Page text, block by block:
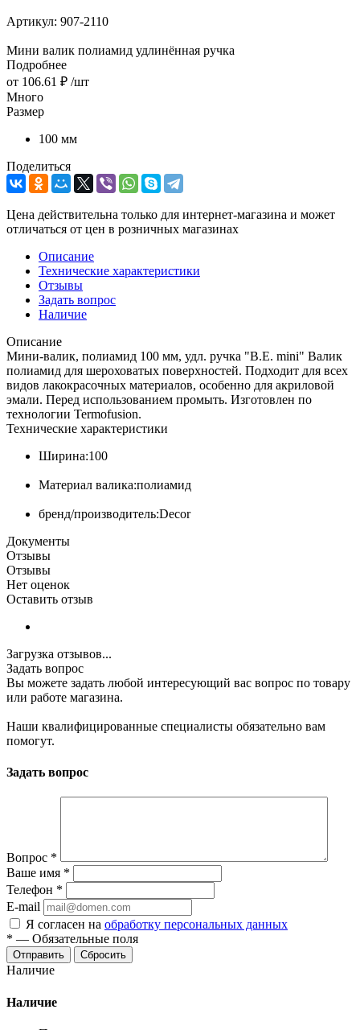
Артикул: 907-2110
Мини валик полиамид удлинённая ручка
Подробнее
от 106.61 ₽ /шт
Много
Размер
100 мм
Поделиться
Цена действительна только для интернет-магазина и может
отличаться от цен в розничных магазинах
Описание
Технические характеристики
Отзывы
Задать вопрос
Наличие
Описание
Мини-валик, полиамид 100 мм, удл. ручка "В.Е. mini" Валик
полиамид для шероховатых поверхностей. Подходит для всех
видов лакокрасочных материалов, особенно для акриловой
эмали. Перед использованием промыть. Изготовлен по
технологии Termofusion.
Технические характеристики
Ширина:100
Материал валика:полиамид
бренд/производитель:Decor
Документы
Отзывы
Отзывы
Нет оценок
Оставить отзыв
Загрузка отзывов...
Задать вопрос
Вы можете задать любой интересующий вас вопрос по товару
или работе магазина.
Наши квалифицированные специалисты обязательно вам
помогут.
Задать вопрос
Вопрос *
Ваше имя *
Телефон *
E-mail
Я согласен на обработку персональных данных
* — Обязательные поля
Сбросить
Наличие
Наличие